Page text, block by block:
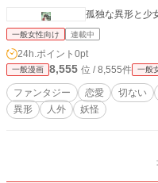
孤独な異形と少
一般女性向け 連載中
24h.ポイント 0pt
一般漫画 8,555 位 / 8,555件 一般
ファンタジー 恋愛 切ない
異形
人外 妖怪